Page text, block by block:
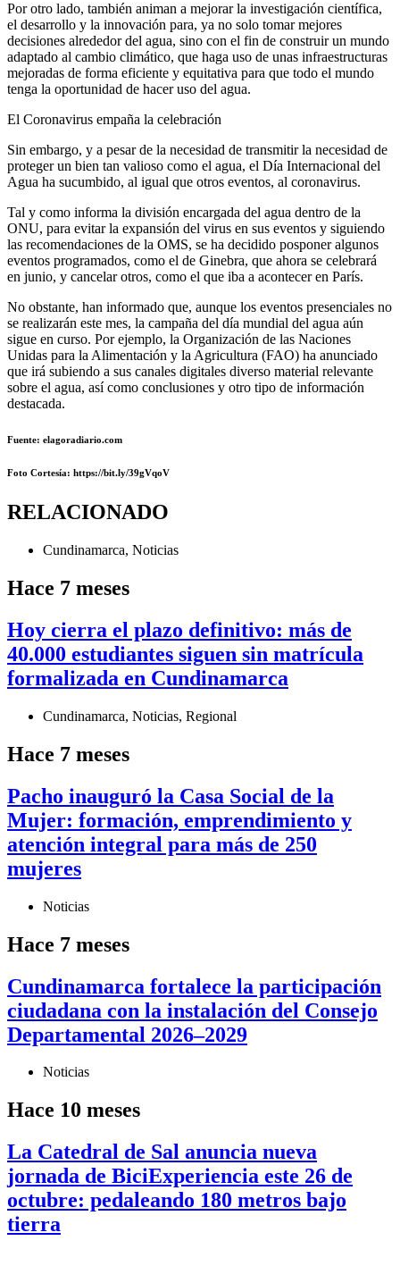
Por otro lado, también animan a mejorar la investigación científica,
el desarrollo y la innovación para, ya no solo tomar mejores
decisiones alrededor del agua, sino con el fin de construir un mundo
adaptado al cambio climático, que haga uso de unas infraestructuras
mejoradas de forma eficiente y equitativa para que todo el mundo
tenga la oportunidad de hacer uso del agua.
El Coronavirus empaña la celebración
Sin embargo, y a pesar de la necesidad de transmitir la necesidad de
proteger un bien tan valioso como el agua, el Día Internacional del
Agua ha sucumbido, al igual que otros eventos, al coronavirus.
Tal y como informa la división encargada del agua dentro de la
ONU, para evitar la expansión del virus en sus eventos y siguiendo
las recomendaciones de la OMS, se ha decidido posponer algunos
eventos programados, como el de Ginebra, que ahora se celebrará
en junio, y cancelar otros, como el que iba a acontecer en París.
No obstante, han informado que, aunque los eventos presenciales no
se realizarán este mes, la campaña del día mundial del agua aún
sigue en curso. Por ejemplo, la Organización de las Naciones
Unidas para la Alimentación y la Agricultura (FAO) ha anunciado
que irá subiendo a sus canales digitales diverso material relevante
sobre el agua, así como conclusiones y otro tipo de información
destacada.
Fuente: elagoradiario.com
Foto Cortesía: https://bit.ly/39gVqoV
RELACIONADO
Cundinamarca, Noticias
Hace 7 meses
Hoy cierra el plazo definitivo: más de
40.000 estudiantes siguen sin matrícula
formalizada en Cundinamarca
Cundinamarca, Noticias, Regional
Hace 7 meses
Pacho inauguró la Casa Social de la
Mujer: formación, emprendimiento y
atención integral para más de 250
mujeres
Noticias
Hace 7 meses
Cundinamarca fortalece la participación
ciudadana con la instalación del Consejo
Departamental 2026–2029
Noticias
Hace 10 meses
La Catedral de Sal anuncia nueva
jornada de BiciExperiencia este 26 de
octubre: pedaleando 180 metros bajo
tierra